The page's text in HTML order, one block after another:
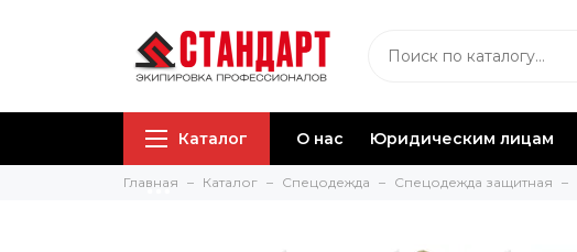
Каталог О нас Юридическим лицам
Главная Каталог Спецодежда Спецодежда защитная